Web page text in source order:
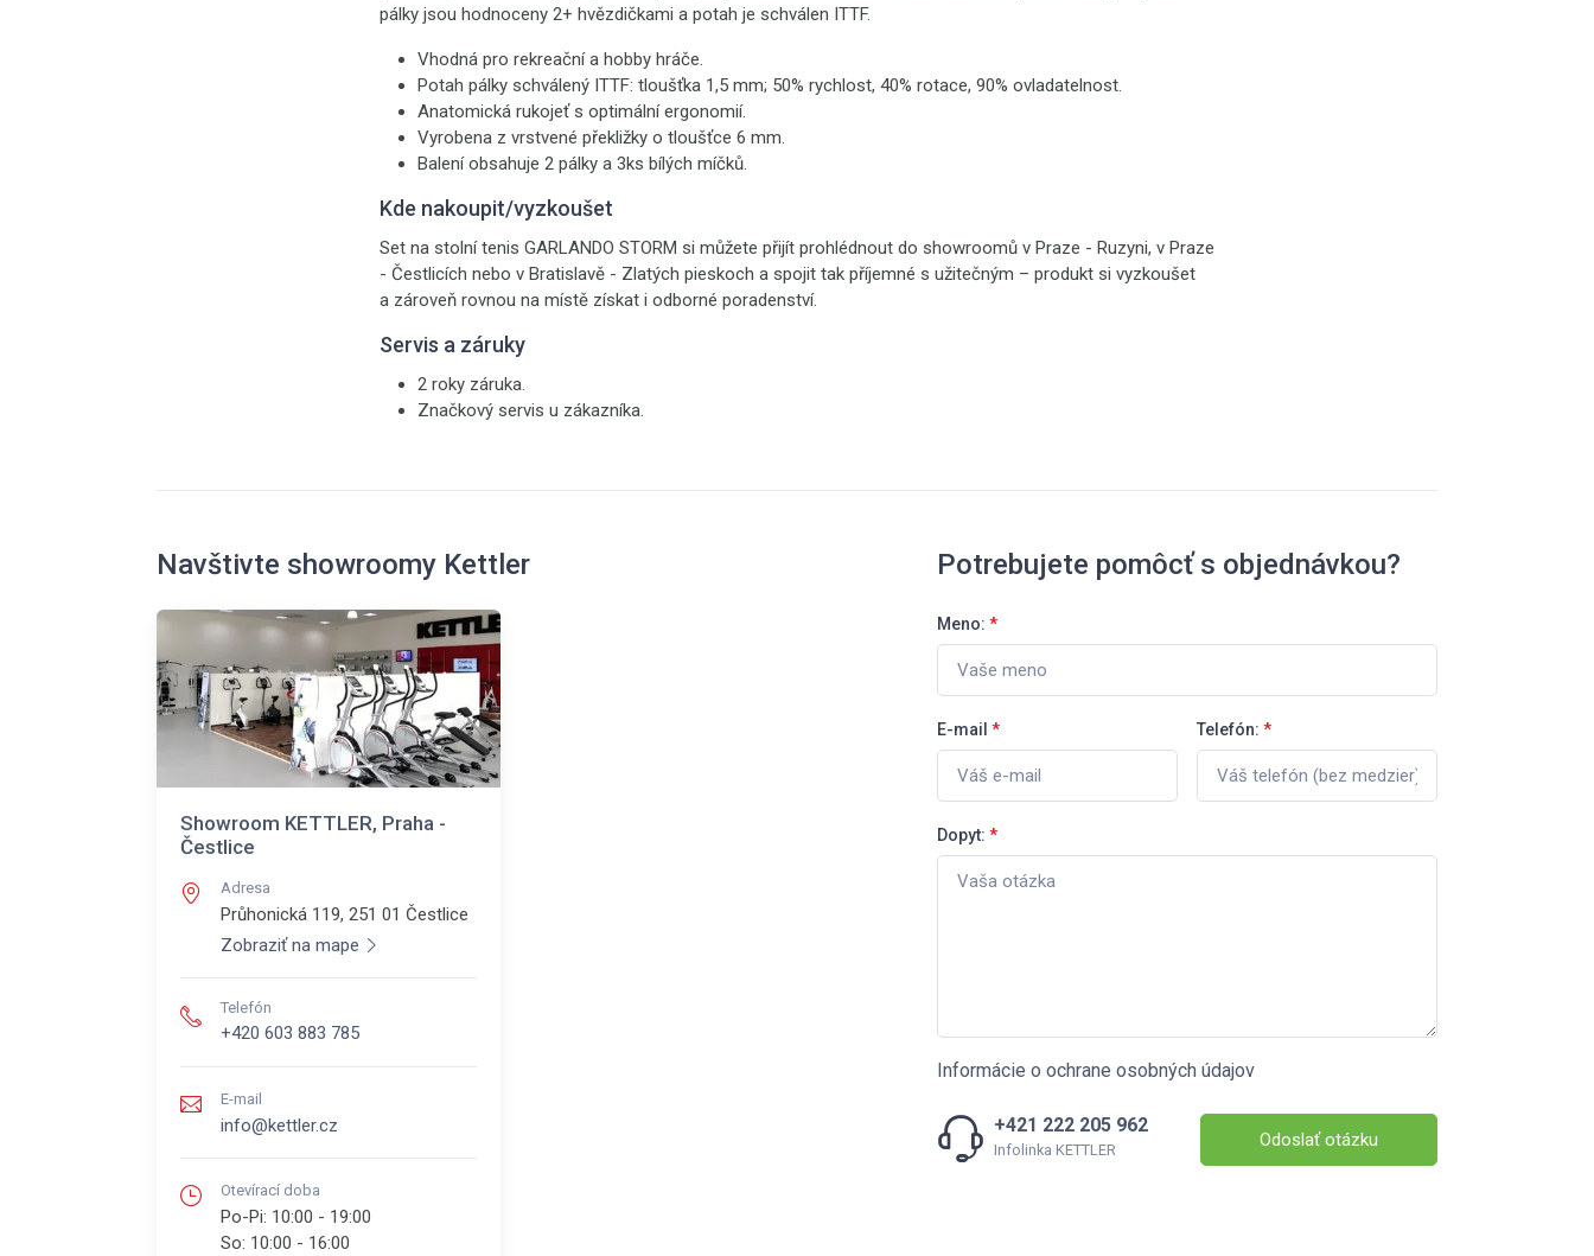
pálky jsou hodnoceny 2+ hvězdičkami a potah je schválen ITTF.
Vhodná pro rekreační a hobby hráče.
Potah pálky schválený ITTF: tloušťka 1,5 mm; 50% rychlost, 40% rotace, 90% ovladatelnost.
Anatomická rukojeť s optimální ergonomií.
Vyrobena z vrstvené překližky o tloušťce 6 mm.
Balení obsahuje 2 pálky a 3ks bílých míčků.
Kde nakoupit/vyzkoušet
Set na stolní tenis GARLANDO STORM si můžete přijít prohlédnout do showroomů v Praze - Ruzyni, v Praze
- Čestlicích nebo v Bratislavě - Zlatých pieskoch a spojit tak příjemné s užitečným – produkt si vyzkoušet
a zároveň rovnou na místě získat i odborné poradenství.
Servis a záruky
2 roky záruka.
Značkový servis u zákazníka.
Navštivte showroomy Kettler
Showroom KETTLER, Praha -
Čestlice
Adresa
Průhonická 119, 251 01 Čestlice
Zobraziť na mape
Telefón
+420 603 883 785
E-mail
info@kettler.cz
Otevírací doba
Po-Pi: 10:00 - 19:00
So: 10:00 - 16:00
Potrebujete pomôcť s objednávkou?
Meno: *
E-mail * Telefón: *
Dopyt: *
Informácie o ochrane osobných údajov
+421 222 205 962
Infolinka KETTLER Odoslať otázku